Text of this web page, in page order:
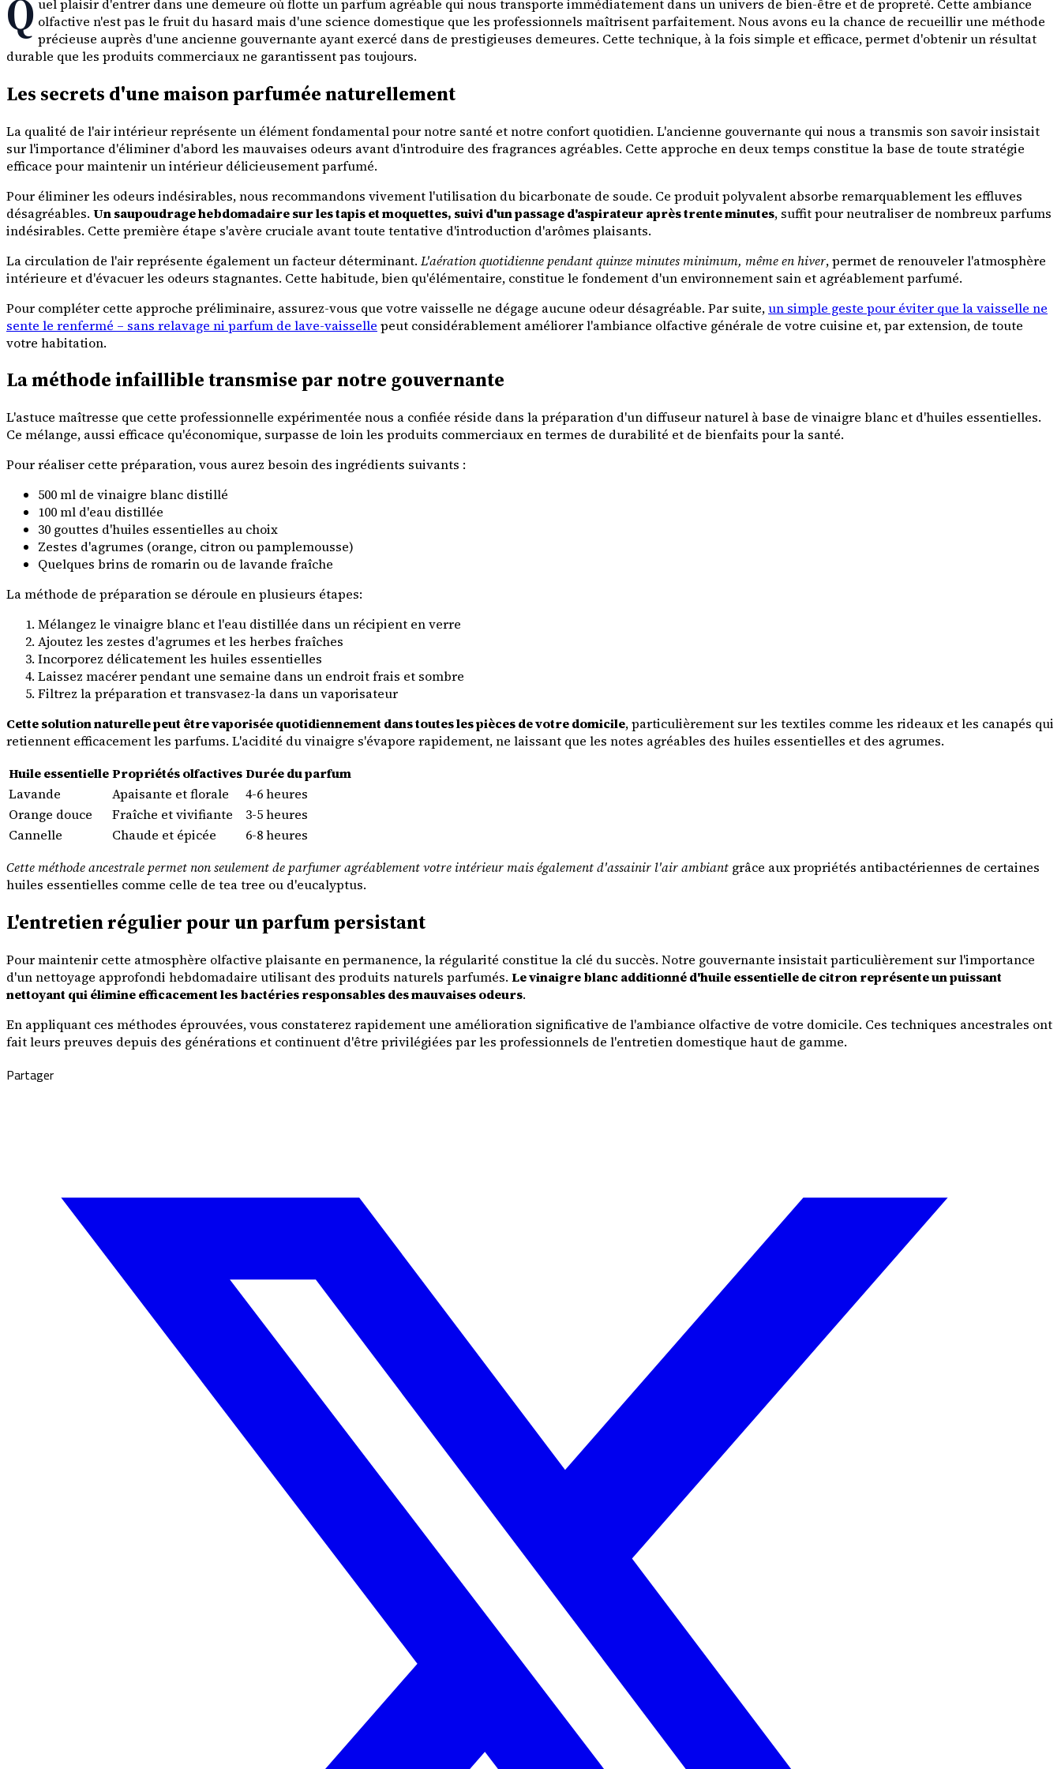
Q uel plaisir d'entrer dans une demeure où flotte un parfum agréable qui nous transporte immédiatement dans un univers de bien-être et de propreté. Cette ambiance
olfactive n'est pas le fruit du hasard mais d'une science domestique que les professionnels maîtrisent parfaitement. Nous avons eu la chance de recueillir une méthode
précieuse auprès d'une ancienne gouvernante ayant exercé dans de prestigieuses demeures. Cette technique, à la fois simple et efficace, permet d'obtenir un résultat
durable que les produits commerciaux ne garantissent pas toujours.
Les secrets d'une maison parfumée naturellement
La qualité de l'air intérieur représente un élément fondamental pour notre santé et notre confort quotidien. L'ancienne gouvernante qui nous a transmis son savoir insistait
sur l'importance d'éliminer d'abord les mauvaises odeurs avant d'introduire des fragrances agréables. Cette approche en deux temps constitue la base de toute stratégie
efficace pour maintenir un intérieur délicieusement parfumé.
Pour éliminer les odeurs indésirables, nous recommandons vivement l'utilisation du bicarbonate de soude. Ce produit polyvalent absorbe remarquablement les effluves
désagréables. Un saupoudrage hebdomadaire sur les tapis et moquettes, suivi d'un passage d'aspirateur après trente minutes, suffit pour neutraliser de nombreux parfums
indésirables. Cette première étape s'avère cruciale avant toute tentative d'introduction d'arômes plaisants.
La circulation de l'air représente également un facteur déterminant. L'aération quotidienne pendant quinze minutes minimum, même en hiver, permet de renouveler l'atmosphère
intérieure et d'évacuer les odeurs stagnantes. Cette habitude, bien qu'élémentaire, constitue le fondement d'un environnement sain et agréablement parfumé.
Pour compléter cette approche préliminaire, assurez-vous que votre vaisselle ne dégage aucune odeur désagréable. Par suite,un simple geste pour éviter que la vaisselle ne
sente le renfermé – sans relavage ni parfum de lave-vaisselle peut considérablement améliorer l'ambiance olfactive générale de votre cuisine et, par extension, de toute
votre habitation.
La méthode infaillible transmise par notre gouvernante
L'astuce maîtresse que cette professionnelle expérimentée nous a confiée réside dans la préparation d'un diffuseur naturel à base de vinaigre blanc et d'huiles essentielles.
Ce mélange, aussi efficace qu'économique, surpasse de loin les produits commerciaux en termes de durabilité et de bienfaits pour la santé.
Pour réaliser cette préparation, vous aurez besoin des ingrédients suivants :
500 ml de vinaigre blanc distillé
100 ml d'eau distillée
30 gouttes d'huiles essentielles au choix
Zestes d'agrumes (orange, citron ou pamplemousse)
Quelques brins de romarin ou de lavande fraîche
La méthode de préparation se déroule en plusieurs étapes:
Mélangez le vinaigre blanc et l'eau distillée dans un récipient en verre
Ajoutez les zestes d'agrumes et les herbes fraîches
Incorporez délicatement les huiles essentielles
Laissez macérer pendant une semaine dans un endroit frais et sombre
Filtrez la préparation et transvasez-la dans un vaporisateur
Cette solution naturelle peut être vaporisée quotidiennement dans toutes les pièces de votre domicile, particulièrement sur les textiles comme les rideaux et les canapés qui
retiennent efficacement les parfums. L'acidité du vinaigre s'évapore rapidement, ne laissant que les notes agréables des huiles essentielles et des agrumes.
Huile essentiellePropriétés olfactivesDurée du parfum
Lavande
Apaisante et florale
4-6 heures
Orange douce
Fraîche et vivifiante
3-5 heures
Cannelle
Chaude et épicée
6-8 heures
Cette méthode ancestrale permet non seulement de parfumer agréablement votre intérieur mais également d'assainir l'air ambiant grâce aux propriétés antibactériennes de certaines
huiles essentielles comme celle de tea tree ou d'eucalyptus.
L'entretien régulier pour un parfum persistant
Pour maintenir cette atmosphère olfactive plaisante en permanence, la régularité constitue la clé du succès. Notre gouvernante insistait particulièrement sur l'importance
d'un nettoyage approfondi hebdomadaire utilisant des produits naturels parfumés. Le vinaigre blanc additionné d'huile essentielle de citron représente un puissant
nettoyant qui élimine efficacement les bactéries responsables des mauvaises odeurs.
En appliquant ces méthodes éprouvées, vous constaterez rapidement une amélioration significative de l'ambiance olfactive de votre domicile. Ces techniques ancestrales ont
fait leurs preuves depuis des générations et continuent d'être privilégiées par les professionnels de l'entretien domestique haut de gamme.
Partager